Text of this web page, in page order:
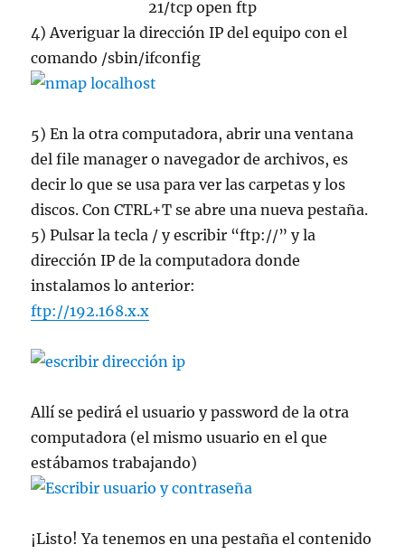
21/tcp open ftp
4) Averiguar la dirección IP del equipo con el
comando /sbin/ifconfig
5) En la otra computadora, abrir una ventana
del file manager o navegador de archivos, es
decir lo que se usa para ver las carpetas y los
discos. Con CTRL+T se abre una nueva pestaña.
5) Pulsar la tecla / y escribir “ftp://” y la
dirección IP de la computadora donde
instalamos lo anterior:
ftp://192.168.x.x
Allí se pedirá el usuario y password de la otra
computadora (el mismo usuario en el que
estábamos trabajando)
¡Listo! Ya tenemos en una pestaña el contenido